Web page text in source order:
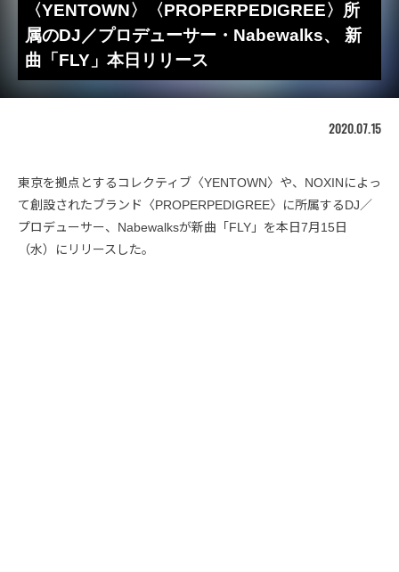
〈YENTOWN〉〈PROPERPEDIGREE〉所
属のDJ／プロデューサー・Nabewalks、 新
曲「FLY」本日リリース
2020.07.15
東京を拠点とするコレクティブ〈YENTOWN〉や、NOXINによっ
て創設されたブランド〈PROPERPEDIGREE〉に所属するDJ／
プロデューサー、Nabewalksが新曲「FLY」を本日7月15日
（水）にリリースした。